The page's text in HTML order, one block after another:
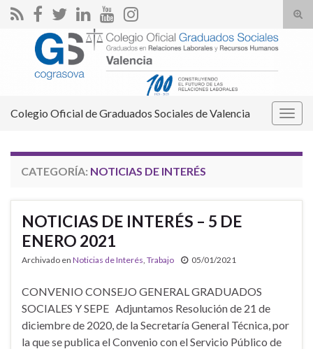
el
Search for:
Colegio Oficial de Graduados Sociales de Valencia
CATEGORÍA: NOTICIAS DE INTERÉS
NOTICIAS DE INTERÉS – 5 DE
ENERO 2021
Archivado en Noticias de Interés Trabajo 05/01/2021
CONVENIO CONSEJO GENERAL GRADUADOS
SOCIALES Y SEPE Adjuntamos Resolución de 21 de
diciembre de 2020, de la Secretaría General Técnica, por
la que se publica el Convenio con el Servicio Público de